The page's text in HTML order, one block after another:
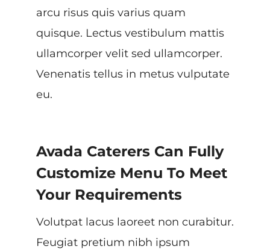
arcu risus quis varius quam
quisque. Lectus vestibulum mattis
ullamcorper velit sed ullamcorper.
Venenatis tellus in metus vulputate
eu.
Avada Caterers Can Fully
Customize Menu To Meet
Your Requirements
Volutpat lacus laoreet non curabitur.
Feugiat pretium nibh ipsum